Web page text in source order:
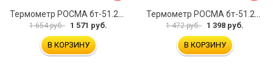
1 654 руб. 1 571 руб.
В КОРЗИНУ
1 472 руб. 1 398 руб.
В КОРЗИНУ